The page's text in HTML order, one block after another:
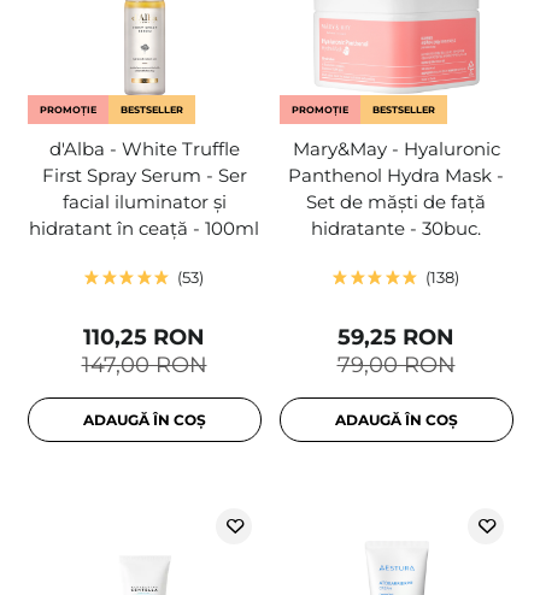
PROMOȚIE BESTSELLER
d'Alba - White Truffle
First Spray Serum - Ser
facial iluminator și
hidratant în ceață - 100ml
53
147,00 RON
110,25 RON
ADAUGĂ ÎN COȘ
PROMOȚIE BESTSELLER
Mary&May - Hyaluronic
Panthenol Hydra Mask -
Set de măști de față
hidratante - 30buc.
138
79,00 RON
59,25 RON
ADAUGĂ ÎN COȘ